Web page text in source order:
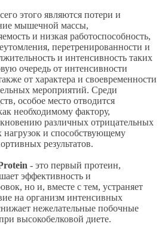
этого являются потери и
мышечной массы,
и низкая работоспособность,
перетренированности и
и интенсивность таких
очередь от интенсивности
от характера и своевременности
мероприятий. Среди
особое место отводится
необходимому фактору,
различных отрицательных
нагрузок и способствующему
результатов.
- это первый протеин,
эффективность и
но и, вместе с тем, устраняет
на организм интенсивных
нежелательные побочные
высокобелковой диете.